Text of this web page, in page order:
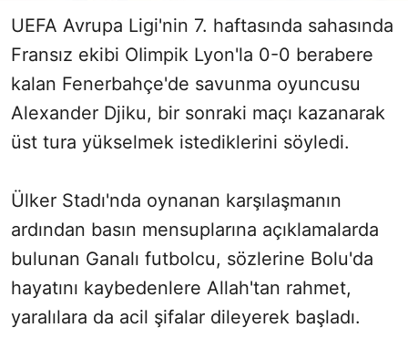
UEFA Avrupa Ligi'nin 7. haftasında sahasında
Fransız ekibi OIimpik Lyon'la 0-0 berabere
kalan Fenerbahçe'de savunma oyuncusu
Alexander Djiku, bir sonraki maçı kazanarak
üst tura yükselmek istediklerini söyledi.
Ülker Stadı'nda oynanan karşılaşmanın
ardından basın mensuplarına açıklamalarda
bulunan Ganalı futbolcu, sözlerine Bolu'da
hayatını kaybedenlere Allah'tan rahmet,
yaralılara da acil şifalar dileyerek başladı.